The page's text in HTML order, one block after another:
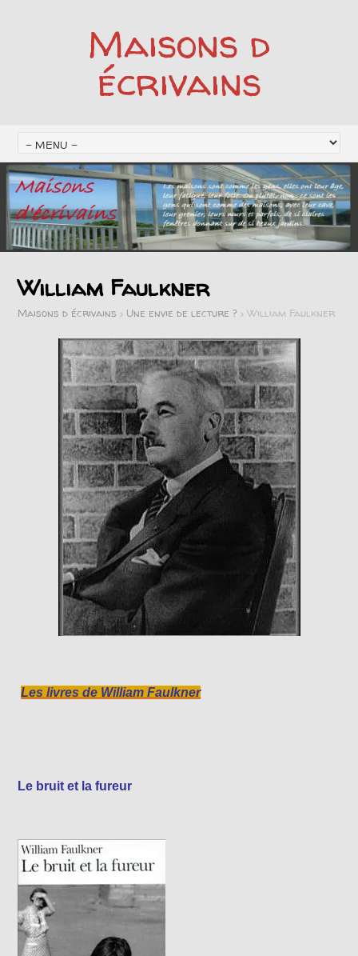
Maisons d
écrivains
William Faulkner
Maisons d écrivains > Une envie de lecture ? >William Faulkner
Les livres de William Faulkner
Le bruit et la fureur